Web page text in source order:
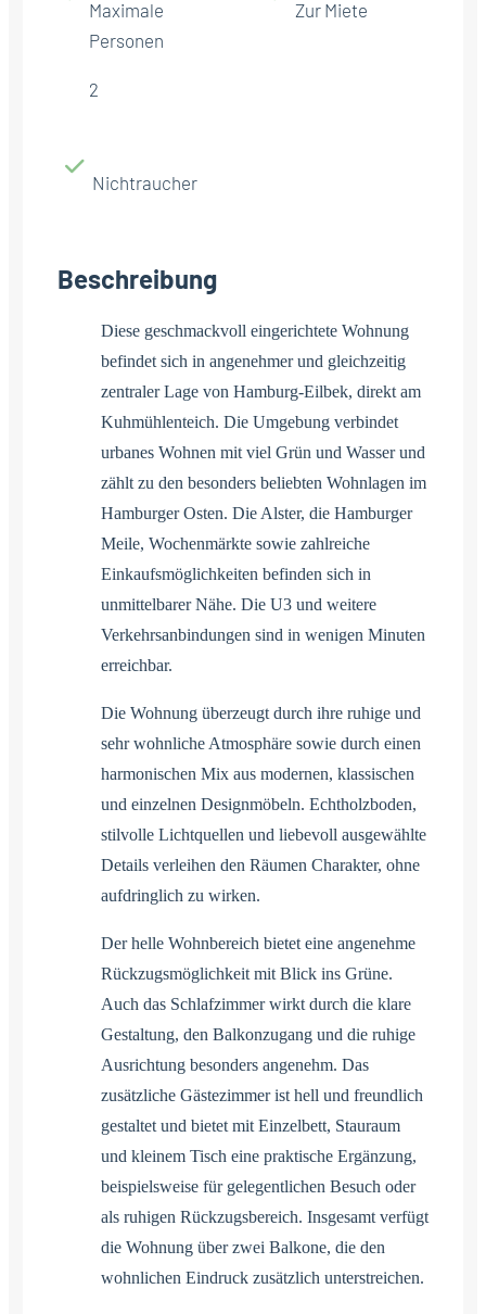
Maximale
Personen
2
Zur Miete
Nichtraucher
Beschreibung
Diese geschmackvoll eingerichtete Wohnung
befindet sich in angenehmer und gleichzeitig
zentraler Lage von Hamburg-Eilbek, direkt am
Kuhmühlenteich. Die Umgebung verbindet
urbanes Wohnen mit viel Grün und Wasser und
zählt zu den besonders beliebten Wohnlagen im
Hamburger Osten. Die Alster, die Hamburger
Meile, Wochenmärkte sowie zahlreiche
Einkaufsmöglichkeiten befinden sich in
unmittelbarer Nähe. Die U3 und weitere
Verkehrsanbindungen sind in wenigen Minuten
erreichbar.
Die Wohnung überzeugt durch ihre ruhige und
sehr wohnliche Atmosphäre sowie durch einen
harmonischen Mix aus modernen, klassischen
und einzelnen Designmöbeln. Echtholzboden,
stilvolle Lichtquellen und liebevoll ausgewählte
Details verleihen den Räumen Charakter, ohne
aufdringlich zu wirken.
Der helle Wohnbereich bietet eine angenehme
Rückzugsmöglichkeit mit Blick ins Grüne.
Auch das Schlafzimmer wirkt durch die klare
Gestaltung, den Balkonzugang und die ruhige
Ausrichtung besonders angenehm. Das
zusätzliche Gästezimmer ist hell und freundlich
gestaltet und bietet mit Einzelbett, Stauraum
und kleinem Tisch eine praktische Ergänzung,
beispielsweise für gelegentlichen Besuch oder
als ruhigen Rückzugsbereich. Insgesamt verfügt
die Wohnung über zwei Balkone, die den
wohnlichen Eindruck zusätzlich unterstreichen.